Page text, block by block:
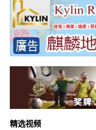
精选视频